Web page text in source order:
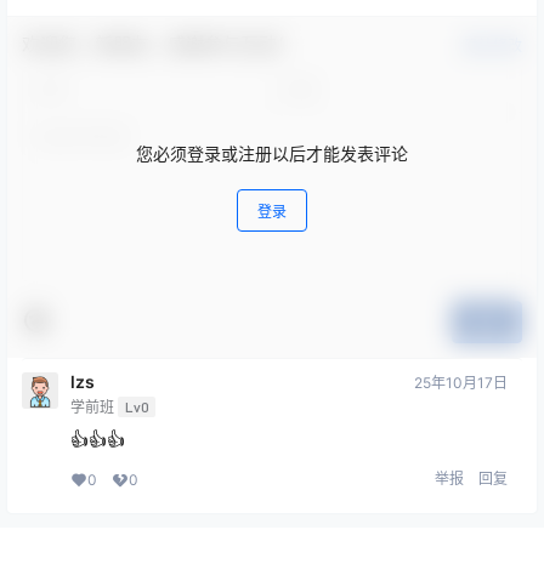
您必须登录或注册以后才能发表评论
登录
lzs
学前班 Lv0
25年10月17日
👍👍👍
0 0 举报 回复